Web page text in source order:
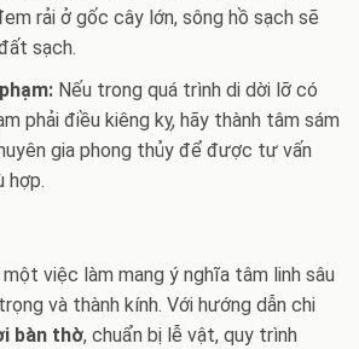
rải ở gốc cây lớn, sông hồ sạch sẽ
sạch.
Nếu trong quá trình di dời lỡ có
phải điều kiêng kỵ, hãy thành tâm sám
gia phong thủy để được tư vấn
hợp.
một việc làm mang ý nghĩa tâm linh sâu
và thành kính. Với hướng dẫn chi
bàn thờ, chuẩn bị lễ vật, quy trình